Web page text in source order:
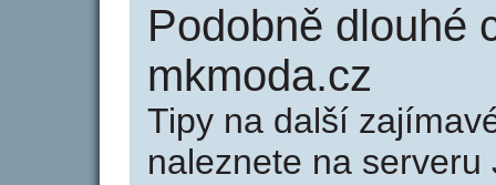
Podobně dlouhé
mkmoda.cz
Tipy na další
naleznete na serveru